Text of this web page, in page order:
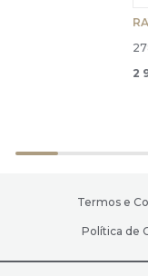
2
Termos e
Política de